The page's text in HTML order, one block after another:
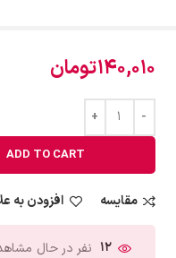
140,010تومان
ADD TO CART
مقایسه افزودن به
12 نفر در حال